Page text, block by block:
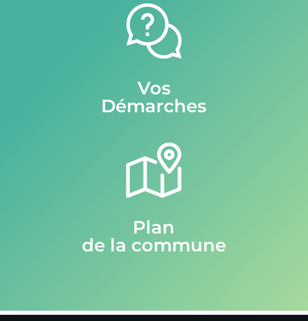
Vos
Démarches
Plan
de la commune